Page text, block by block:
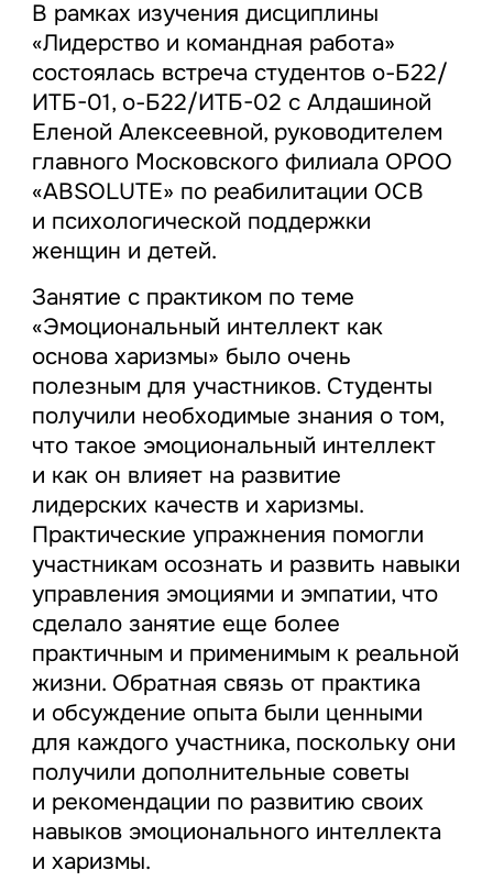
В рамках изучения дисциплины
«Лидерство и командная работа»
состоялась встреча студентов о-Б22/
ИТБ-01, о-Б22/ИТБ-02 с Алдашиной
Еленой Алексеевной, руководителем
главного Московского филиала ОРОО
«ABSOLUTE» по реабилитации ОСВ
и психологической поддержки
женщин и детей.
Занятие с практиком по теме
«Эмоциональный интеллект как
основа харизмы» было очень
полезным для участников. Студенты
получили необходимые знания о том,
что такое эмоциональный интеллект
и как он влияет на развитие
лидерских качеств и харизмы.
Практические упражнения помогли
участникам осознать и развить навыки
управления эмоциями и эмпатии, что
сделало занятие еще более
практичным и применимым к реальной
жизни. Обратная связь от практика
и обсуждение опыта были ценными
для каждого участника, поскольку они
получили дополнительные советы
и рекомендации по развитию своих
навыков эмоционального интеллекта
и харизмы.